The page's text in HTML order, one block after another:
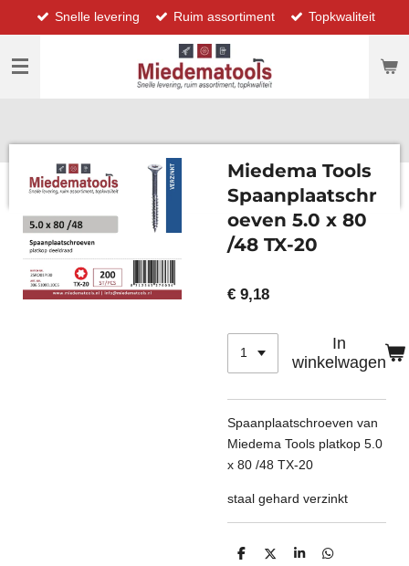
direct
naar
hoofdinhoud
Snelle levering Ruim assortiment Topkwaliteit
Miedema Tools
Spaanplaatschr
oeven 5.0 x 80
/48 TX-20
€ 9,18
In
winkelwagen
Spaanplaatschroeven van
Miedema Tools platkop 5.0
x 80 /48 TX-20
staal gehard verzinkt
D
D
S
D